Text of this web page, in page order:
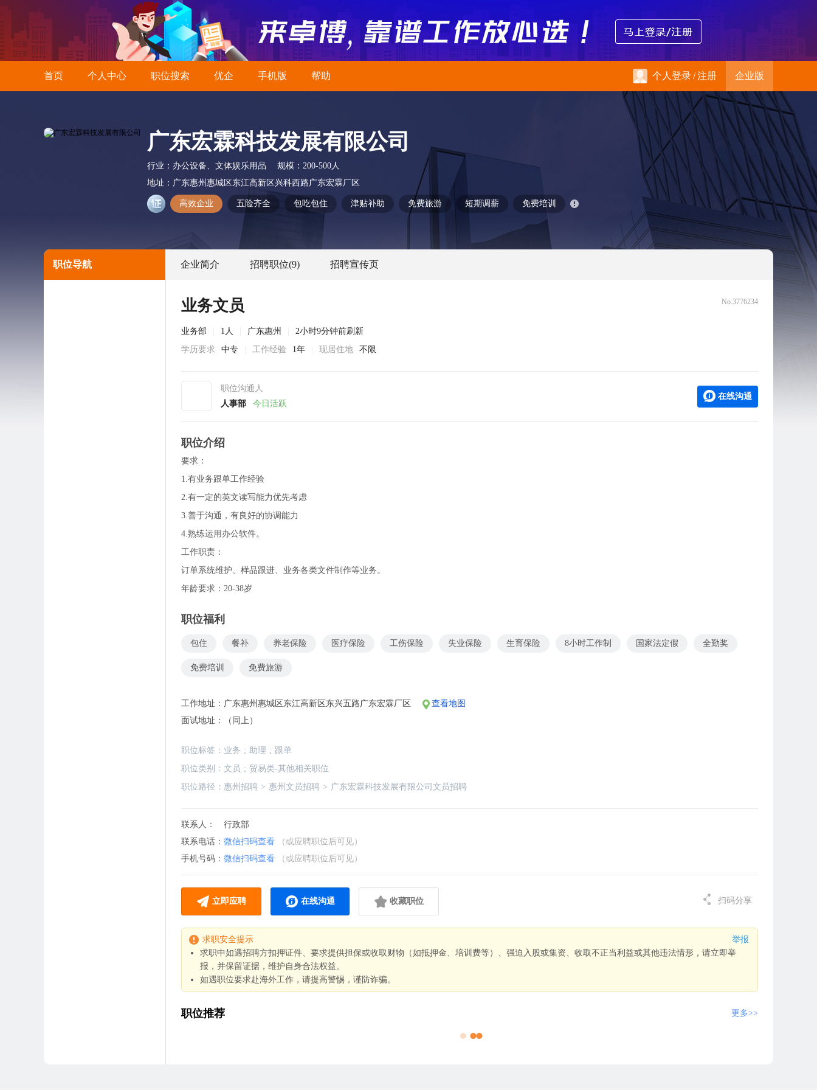
首页 个人中心 职位搜索 优企 手机版 帮助 个人登录/注册 企业版
广东宏霖科技发展有限公司
行业： 办公设备、文体娱乐用品 规模： 200-500人
地址： 广东惠州惠城区东江高新区兴科西路广东宏霖厂区
高效企业 五险齐全 包吃包住 津贴补助 免费旅游 短期调薪 免费培训
职位导航 企业简介 招聘职位(9) 招聘宣传页
业务文员 No.3776234
业务部 1人 广东惠州
2小时9分钟前刷新
学历要求
中专 工作经验 1年 现居住地 不限
职位沟通人
人事部
今日活跃
在线沟通
职位介绍
要求：
1.有业务跟单工作经验
2.有一定的英文读写能力优先考虑
3.善于沟通，有良好的协调能力
4.熟练运用办公软件。
工作职责：
订单系统维护、样品跟进、业务各类文件制作等业务。
年龄要求：20-38岁
职位福利
包住 餐补 养老保险 医疗保险 工伤保险 失业保险 生育保险 8小时工作制 国家法定假 全勤奖
免费培训 免费旅游
工作地址： 广东惠州惠城区东江高新区东兴五路广东宏霖厂区
查看地图
面试地址：
（同上）
职位标签： 业务 ; 助理 ; 跟单
职位类别： 文员 ; 贸易类-其他相关职位
职位路径： 惠州招聘 > 惠州文员招聘 > 广东宏霖科技发展有限公司文员招聘
联系人：
行政部
联系电话： 微信扫码查看
（或应聘职位后可见）
手机号码： 微信扫码查看 （或应聘职位后可见）
立即应聘 在线沟通 收藏职位 扫码分享
求职安全提示
举报
求职中如遇招聘方扣押证件、要求提供担保或收取财物（如抵押金、培训费等）、强迫入股或集资、收取不正当利益或其他违法情形，请立即举
报，并保留证据，维护自身合法权益。
如遇职位要求赴海外工作，请提高警惕，谨防诈骗。
职位推荐 更多>>